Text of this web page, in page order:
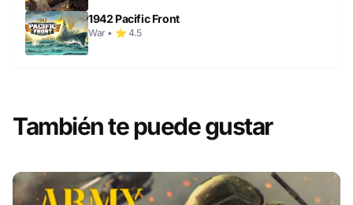
1942 Pacific Front
War • ⭐ 4.5
También te puede gustar